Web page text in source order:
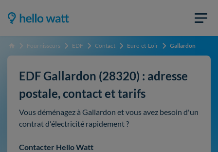
Accueil Fournisseurs EDF Contact Eure-et-Loir Gallardon
EDF Gallardon (28320) : adresse
postale, contact et tarifs
Vous déménagez à Gallardon et vous avez besoin d'un
contrat d'électricité rapidement ?
Contacter Hello Watt